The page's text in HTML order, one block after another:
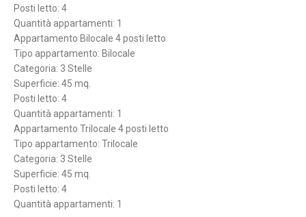
Posti letto: 4
Quantità appartamenti: 1
Appartamento Bilocale 4 posti letto
Tipo appartamento: Bilocale
Categoria: 3 Stelle
Superficie: 45 mq.
Posti letto: 4
Quantità appartamenti: 1
Appartamento Trilocale 4 posti letto
Tipo appartamento: Trilocale
Categoria: 3 Stelle
Superficie: 45 mq.
Posti letto: 4
Quantità appartamenti: 1